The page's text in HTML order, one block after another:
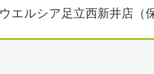
ウエルシア足立西新井店（